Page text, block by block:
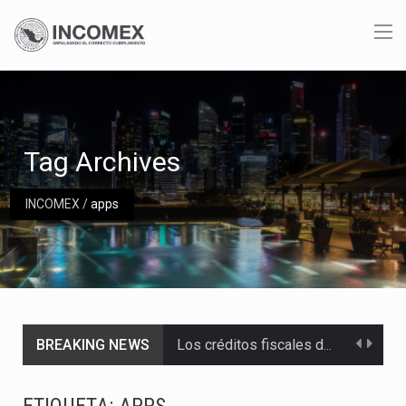
INCOMEX/apps
Tag Archives
BREAKING NEWS